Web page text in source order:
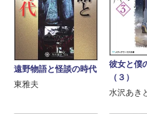
遠野物語と怪談の時代
東雅夫
彼女と僕
（３）
水沢あき